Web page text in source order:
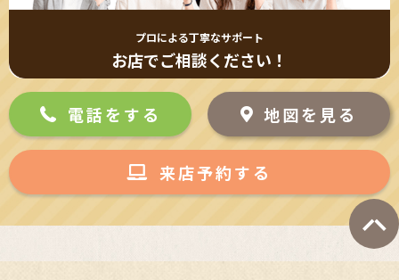
プロによる丁寧なサポート
お店でご相談ください！
地図を見る
電話をする
来店予約する